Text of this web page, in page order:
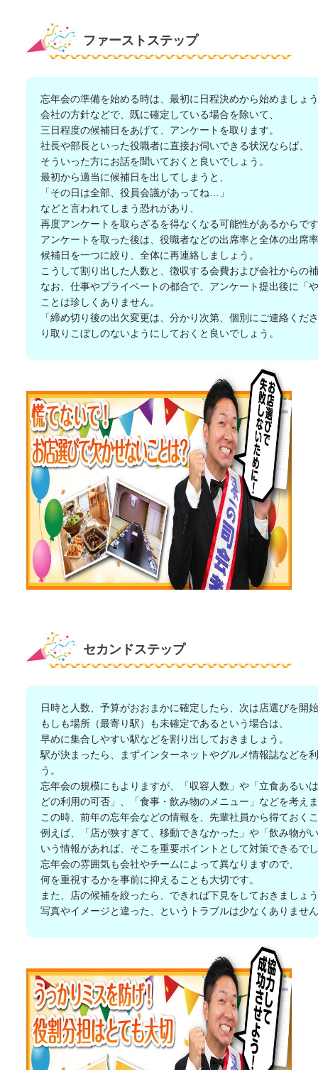
ファーストステップ
忘年会の準備を始める時は、最初に日程決めから始めましょ
会社の方針などで、既に確定している場合を除いて、
三日程度の候補日をあげて、アンケートを取ります。
社長や部長といった役職者に直接お伺いできる状況ならば、
そういった方にお話を聞いておくと良いでしょう。
最初から適当に候補日を出してしまうと、
「その日は全部、役員会議があってね…」
などと言われてしまう恐れがあり、
再度アンケートを取らざるを得なくなる可能性があるからで
アンケートを取った後は、役職者などの出席率と全体の出席
候補日を一つに絞り、全体に再連絡しましょう。
こうして割り出した人数と、徴収する会費および会社からの
なお、仕事やプライベートの都合で、アンケート提出後に「
ことは珍しくありません。
「締め切り後の出欠変更は、分かり次第、個別にご連絡くだ
り取りこぼしのないようにしておくと良いでしょう。
セカンドステップ
日時と人数、予算がおおまかに確定したら、次は店選びを開
もしも場所（最寄り駅）も未確定であるという場合は、
早めに集合しやすい駅などを割り出しておきましょう。
駅が決まったら、まずインターネットやグルメ情報誌などを
う。
忘年会の規模にもよりますが、「収容人数」や「立食あるい
どの利用の可否」、「食事・飲み物のメニュー」などを考え
この時、前年の忘年会などの情報を、先輩社員から得ておく
例えば、「店が狭すぎて、移動できなかった」や「飲み物が
いう情報があれば、そこを重要ポイントとして対策できるで
忘年会の雰囲気も会社やチームによって異なりますので、
何を重視するかを事前に抑えることも大切です。
また、店の候補を絞ったら、できれば下見をしておきましょ
写真やイメージと違った、というトラブルは少なくありませ